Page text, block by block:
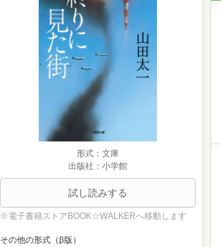
形式：文庫
出版社：小学館
試し読みする
※電子書籍ストアBOOK☆WALKERへ移動します
その他の形式（β版）